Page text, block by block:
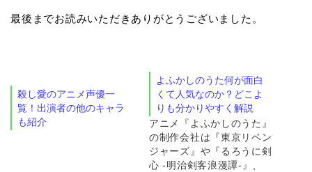
最後までお読みいただきありがとうございました。
殺し愛のアニメ声優一
覧！出演者の他のキャラ
も紹介
よふかしのうた何が面白
くて人気なのか？どこよ
りも分かりやすく解説
アニメ『よふかしのうた』
の制作会社は『東京リベン
ジャーズ』や『るろうに剣
心 -明治剣客浪漫譚-』、